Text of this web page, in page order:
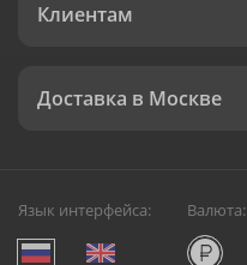
Клиентам
Доставка в Москве
Язык интерфейса: Валюта: